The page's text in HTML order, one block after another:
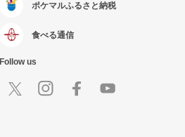
ポケマルふるさと納税
食べる通信
Follow us